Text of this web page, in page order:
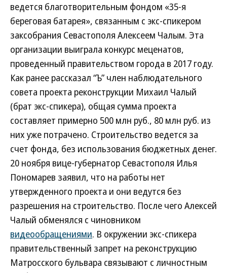
ведется благотворительным фондом «35-я
береговая батарея», связанным с экс-спикером
заксобрания Севастополя Алексеем Чалым. Эта
организации выиграла конкурс меценатов,
проведенный правительством города в 2017 году.
Как ранее рассказал “Ъ” член наблюдательного
совета проекта реконструкции Михаил Чалый
(брат экс-спикера), общая сумма проекта
составляет примерно 500 млн руб., 80 млн руб. из
них уже потрачено. Строительство ведется за
счет фонда, без использования бюджетных денег.
20 ноября вице-губернатор Севастополя Илья
Пономарев заявил, что на работы нет
утвержденного проекта и они ведутся без
разрешения на строительство. После чего Алексей
Чалый обменялся с чиновником
видеообращениями. В окружении экс-спикера
правительственный запрет на реконструкцию
Матросского бульвара связывают с личностным